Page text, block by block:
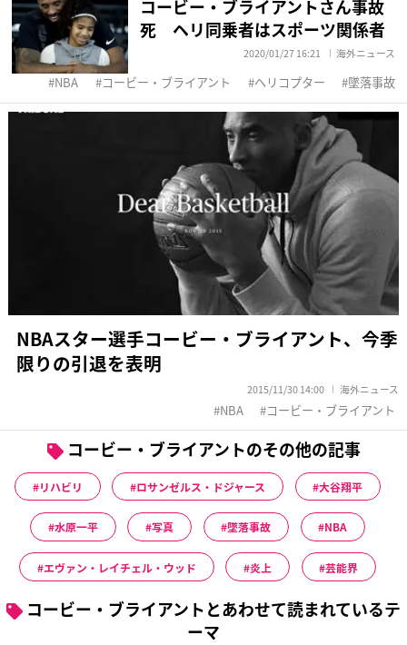
コービー・ブライアントさん事故
死 ヘリ同乗者はスポーツ関係者
2020/01/27 16:21 海外ニュース
NBA コービー・ブライアント ヘリコプター 墜落事故
NBAスター選手コービー・ブライアント、今季
限りの引退を表明
2015/11/30 14:00 海外ニュース
NBA コービー・ブライアント
コービー・ブライアントのその他の記事
リハビリ ロサンゼルス・ドジャース 大谷翔平
水原一平 写真 墜落事故 NBA
エヴァン・レイチェル・ウッド 炎上 芸能界
コービー・ブライアントとあわせて読まれているテ
ーマ